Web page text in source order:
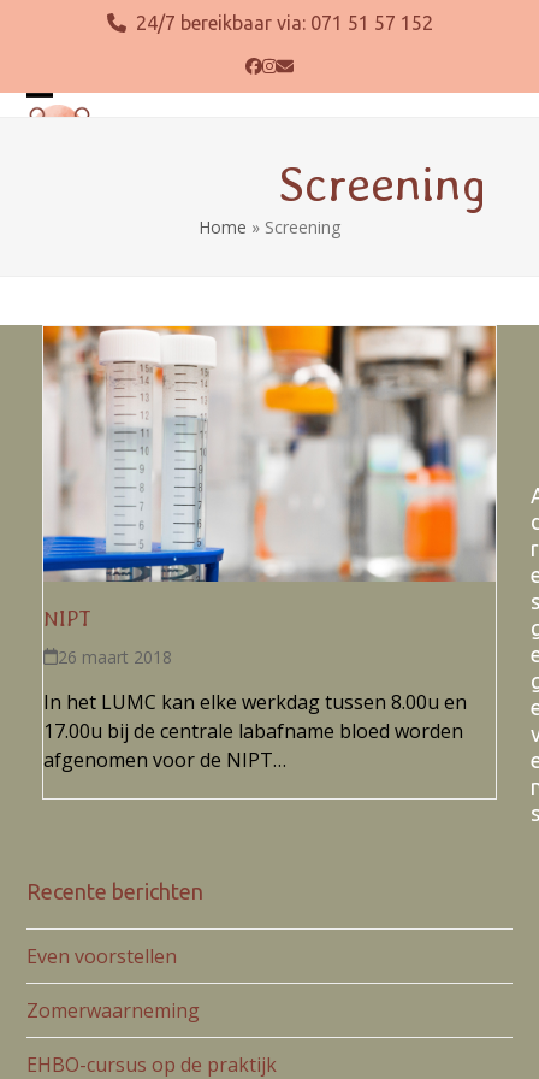
24/7 bereikbaar via: 071 51 57 152
Facebook
Instagram
E-
mail
Open
Close
Screening
Home » Screening
NIPT
26 maart 2018
In het LUMC kan elke werkdag tussen 8.00u en
17.00u bij de centrale labafname bloed worden
afgenomen voor de NIPT…
Recente berichten
Even voorstellen
Zomerwaarneming
EHBO-cursus op de praktijk
r
s
s